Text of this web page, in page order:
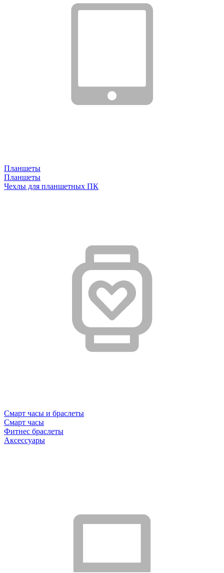
Планшеты
Планшеты
Чехлы для планшетных ПК
Смарт часы и браслеты
Смарт часы
Фитнес браслеты
Аксессуары